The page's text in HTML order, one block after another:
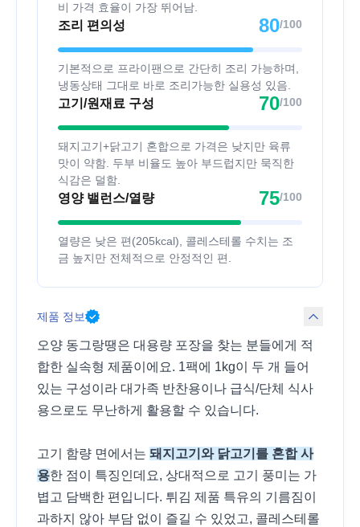
비 가격 효율이 가장 뛰어남.
조리 편의성 80/100
기본적으로 프라이팬으로 간단히 조리 가능하며,
냉동상태 그대로 바로 조리가능한 실용성 있음.
고기/원재료 구성 70/100
돼지고기+닭고기 혼합으로 가격은 낮지만 육류
맛이 약함. 두부 비율도 높아 부드럽지만 묵직한
식감은 덜함.
영양 밸런스/열량 75/100
열량은 낮은 편(205kcal), 콜레스테롤 수치는 조
금 높지만 전체적으로 안정적인 편.
제품 정보
오양 동그랑땡은 대용량 포장을 찾는 분들에게 적
합한 실속형 제품이에요. 1팩에 1kg이 두 개 들어
있는 구성이라 대가족 반찬용이나 급식/단체 식사
용으로도 무난하게 활용할 수 있습니다.
고기 함량 면에서는 돼지고기와 닭고기를 혼합 사
용한 점이 특징인데요, 상대적으로 고기 풍미는 가
볍고 담백한 편입니다. 튀김 제품 특유의 기름짐이
과하지 않아 부담 없이 즐길 수 있었고, 콜레스테롤